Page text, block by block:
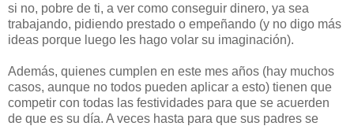
si no, pobre de ti, a ver como conseguir dinero, ya sea
trabajando, pidiendo prestado o empeñando (y no digo más
ideas porque luego les hago volar su imaginación).
Además, quienes cumplen en este mes años (hay muchos
casos, aunque no todos pueden aplicar a esto) tienen que
competir con todas las festividades para que se acuerden
de que es su día. A veces hasta para que sus padres se